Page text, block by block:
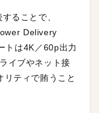
ることで、
Delivery
トは4K／60p出力
イブやネット接
ティで賄うこと